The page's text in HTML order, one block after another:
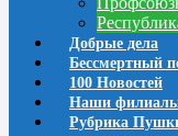
Добрые дела
Бессмертный
100 Новостей
Наши филиалы
Рубрика